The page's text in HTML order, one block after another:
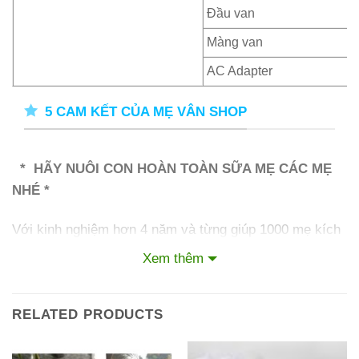
Đầu van
Màng van
AC Adapter
5 CAM KẾT CỦA MẸ VÂN SHOP
* HÃY NUÔI CON HOÀN TOÀN SỮA MẸ CÁC MẸ
NHÉ *
Với kinh nghiệm hơn 4 năm và từng giúp 1000 mẹ kích
sữa thành công. Mẹ Vân sẽ giúp các mẹ 24/7 nên các
Xem thêm
RELATED PRODUCTS